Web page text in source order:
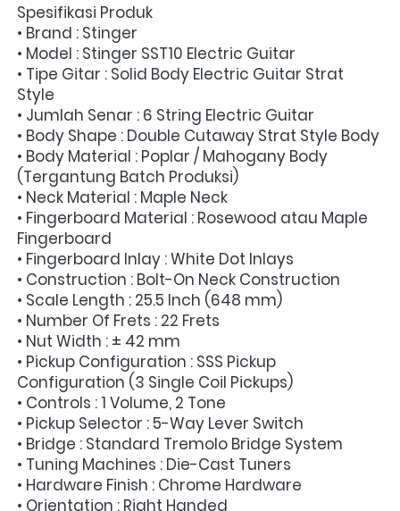
Spesifikasi Produk
• Brand : Stinger
• Model : Stinger SST10 Electric Guitar
• Tipe Gitar : Solid Body Electric Guitar Strat
Style
• Jumlah Senar : 6 String Electric Guitar
• Body Shape : Double Cutaway Strat Style Body
• Body Material : Poplar / Mahogany Body
(Tergantung Batch Produksi)
• Neck Material : Maple Neck
• Fingerboard Material : Rosewood atau Maple
Fingerboard
• Fingerboard Inlay : White Dot Inlays
• Construction : Bolt-On Neck Construction
• Scale Length : 25.5 Inch (648 mm)
• Number Of Frets : 22 Frets
• Nut Width : ± 42 mm
• Pickup Configuration : SSS Pickup
Configuration (3 Single Coil Pickups)
• Controls : 1 Volume, 2 Tone
• Pickup Selector : 5-Way Lever Switch
• Bridge : Standard Tremolo Bridge System
• Tuning Machines : Die-Cast Tuners
• Hardware Finish : Chrome Hardware
• Orientation : Right Handed